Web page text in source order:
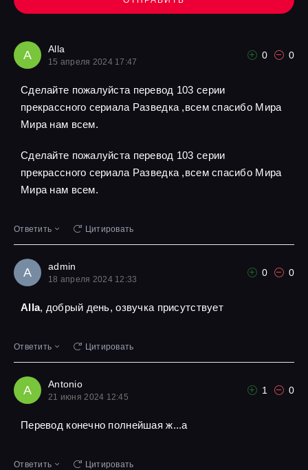
A Alla
15 апреля 2024 17:47
0 0
Сделайте пожалуйста перевод 103 серии
прекрассного сериала Разведка ,всем спасибо Мира
Мира нам всем.
Сделайте пожалуйста перевод 103 серии
прекрассного сериала Разведка ,всем спасибо Мира
Мира нам всем.
Ответить Цитировать
A admin
18 апреля 2024 12:33
0 0
Alla, добрый день, озвучка присутствует
Ответить Цитировать
A Antonio
21 июня 2024 12:45
1 0
Перевод конечно полнейшая ж...а
Ответить Цитировать